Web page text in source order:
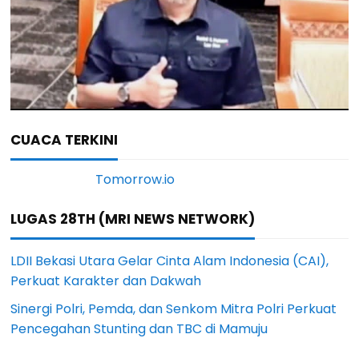
CUACA TERKINI
LUGAS 28TH (MRI NEWS NETWORK)
LDII Bekasi Utara Gelar Cinta Alam Indonesia (CAI),
Perkuat Karakter dan Dakwah
Sinergi Polri, Pemda, dan Senkom Mitra Polri Perkuat
Pencegahan Stunting dan TBC di Mamuju